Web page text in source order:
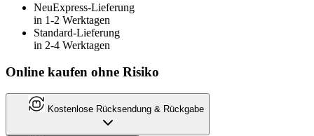
NeuExpress-Lieferung
in 1-2 Werktagen
Standard-Lieferung
in 2-4 Werktagen
Online kaufen ohne Risiko
Kostenlose Rücksendung & Rückgabe